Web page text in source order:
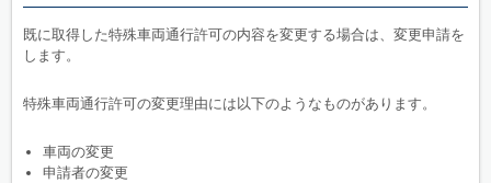
既に取得した特殊車両通行許可の内容を変更する場合は、変更申請を
します。
特殊車両通行許可の変更理由には以下のようなものがあります。
車両の変更
申請者の変更